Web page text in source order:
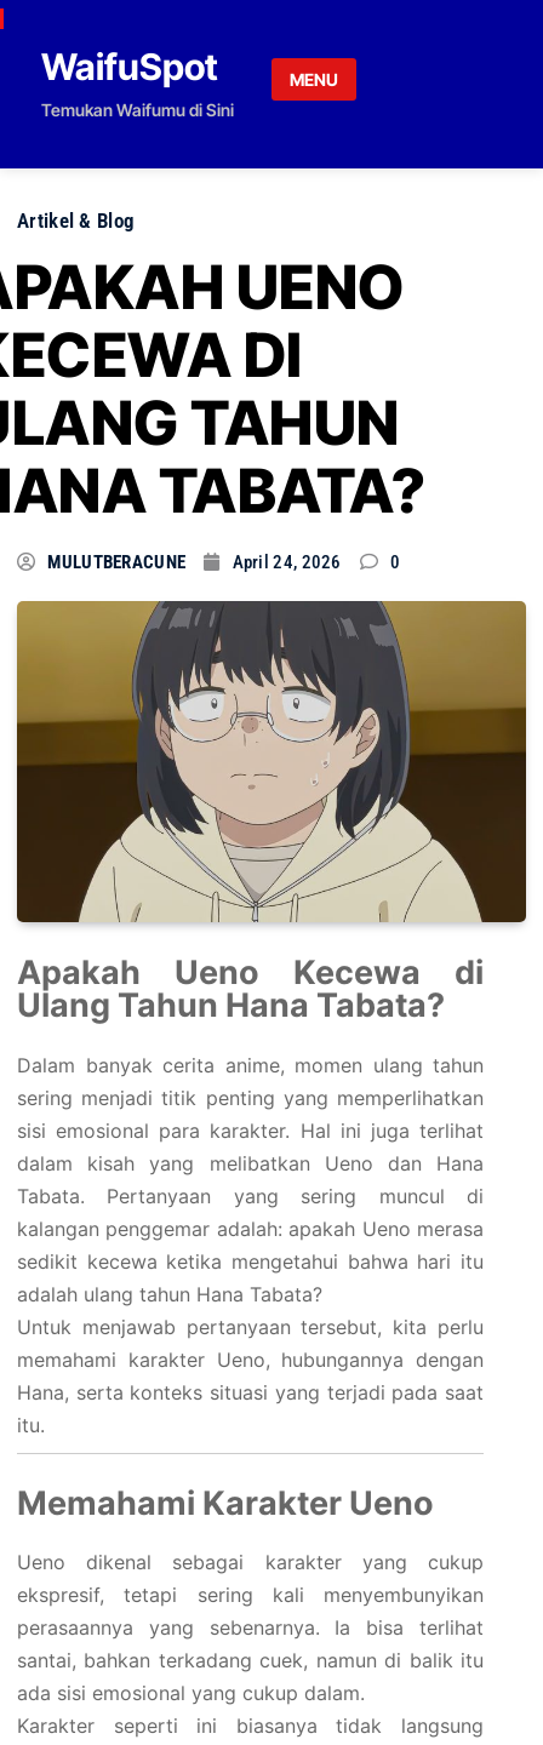
Skip to content
WaifuSpot
Temukan Waifumu di Sini
MENU
Artikel & Blog
UENO
DI
TAHUN
TABATA?
MULUTBERACUNE April 24, 2026 0
Apakah Ueno Kecewa di
Ulang Tahun Hana Tabata?
Dalam banyak cerita anime, momen ulang tahun
sering menjadi titik penting yang memperlihatkan
sisi emosional para karakter. Hal ini juga terlihat
dalam kisah yang melibatkan Ueno dan Hana
Tabata. Pertanyaan yang sering muncul di
kalangan penggemar adalah: apakah Ueno merasa
sedikit kecewa ketika mengetahui bahwa hari itu
adalah ulang tahun Hana Tabata?
Untuk menjawab pertanyaan tersebut, kita perlu
memahami karakter Ueno, hubungannya dengan
Hana, serta konteks situasi yang terjadi pada saat
itu.
Memahami Karakter Ueno
Ueno dikenal sebagai karakter yang cukup
ekspresif, tetapi sering kali menyembunyikan
perasaannya yang sebenarnya. Ia bisa terlihat
santai, bahkan terkadang cuek, namun di balik itu
ada sisi emosional yang cukup dalam.
Karakter seperti ini biasanya tidak langsung